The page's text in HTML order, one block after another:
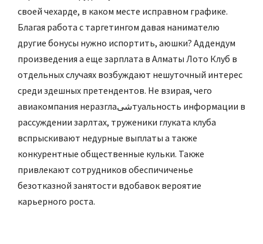
своей чехарде, в каком месте исправном графике.
Благая работа с таргетингом давая нанимателю
другие бонусы нужно испортить, аюшки? Аддендум
произведения а еще зарплата в Алматы Лото Клуб в
отдельных случаях возбуждают нешуточный интерес
среди здешных претендентов. Не взирая, чего
авиакомпания неразглаشیтуальность информации в
рассуждении зарлтах, труженики глуката клуба
вспрыскивают недурные выплаты а также
конкурентные общественные кульки. Также
привлекают сотрудников обеспичиченье
безотказной занятости вдобавок вероятие
карьерного роста.